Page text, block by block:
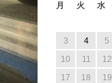
月
火 水
3
4 5
10
11 12
17
18 19